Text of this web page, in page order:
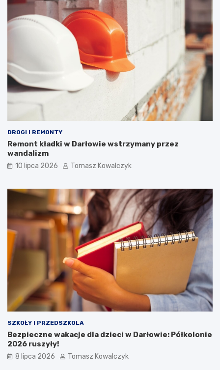
DROGI I REMONTY
Remont kładki w Darłowie wstrzymany przez
wandalizm
10 lipca 2026 Tomasz Kowalczyk
SZKOŁY I PRZEDSZKOLA
Bezpieczne wakacje dla dzieci w Darłowie: Półkolonie
2026 ruszyły!
8 lipca 2026 Tomasz Kowalczyk